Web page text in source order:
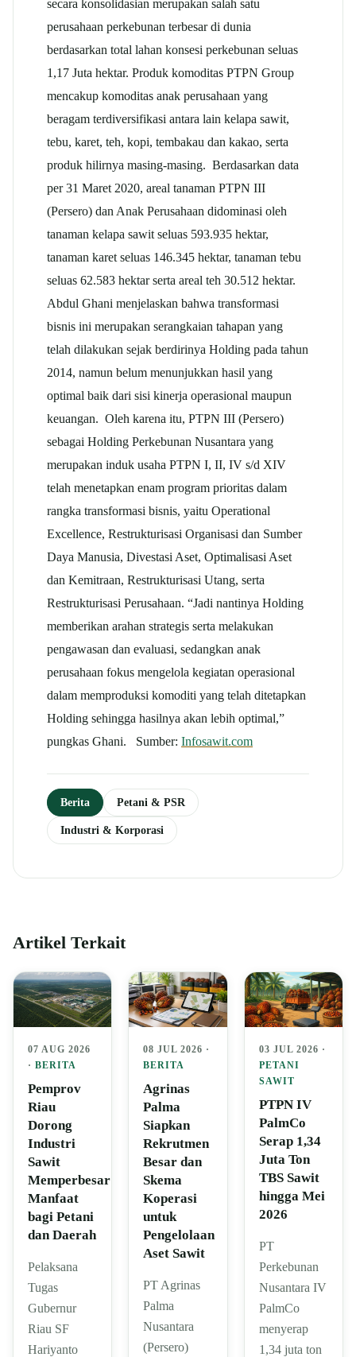
secara konsolidasian merupakan salah satu
perusahaan perkebunan terbesar di dunia
berdasarkan total lahan konsesi perkebunan seluas
1,17 Juta hektar. Produk komoditas PTPN Group
mencakup komoditas anak perusahaan yang
beragam terdiversifikasi antara lain kelapa sawit,
tebu, karet, teh, kopi, tembakau dan kakao, serta
produk hilirnya masing-masing. Berdasarkan data
per 31 Maret 2020, areal tanaman PTPN III
(Persero) dan Anak Perusahaan didominasi oleh
tanaman kelapa sawit seluas 593.935 hektar,
tanaman karet seluas 146.345 hektar, tanaman tebu
seluas 62.583 hektar serta areal teh 30.512 hektar.
Abdul Ghani menjelaskan bahwa transformasi
bisnis ini merupakan serangkaian tahapan yang
telah dilakukan sejak berdirinya Holding pada tahun
2014, namun belum menunjukkan hasil yang
optimal baik dari sisi kinerja operasional maupun
keuangan. Oleh karena itu, PTPN III (Persero)
sebagai Holding Perkebunan Nusantara yang
merupakan induk usaha PTPN I, II, IV s/d XIV
telah menetapkan enam program prioritas dalam
rangka transformasi bisnis, yaitu Operational
Excellence, Restrukturisasi Organisasi dan Sumber
Daya Manusia, Divestasi Aset, Optimalisasi Aset
dan Kemitraan, Restrukturisasi Utang, serta
Restrukturisasi Perusahaan. “Jadi nantinya Holding
memberikan arahan strategis serta melakukan
pengawasan dan evaluasi, sedangkan anak
perusahaan fokus mengelola kegiatan operasional
dalam memproduksi komoditi yang telah ditetapkan
Holding sehingga hasilnya akan lebih optimal,”
pungkas Ghani. Sumber: Infosawit.com
Berita Petani & PSR
Industri & Korporasi
Artikel Terkait
07 AUG 2026
· BERITA
Pemprov
Riau
Dorong
Industri
Sawit
Memperbesar
Manfaat
bagi Petani
dan Daerah
Pelaksana
Tugas
Gubernur
Riau SF
Hariyanto
08 JUL 2026 ·
BERITA
Agrinas
Palma
Siapkan
Rekrutmen
Besar dan
Skema
Koperasi
untuk
Pengelolaan
Aset Sawit
PT Agrinas
Palma
Nusantara
(Persero)
03 JUL 2026 ·
PETANI
SAWIT
PTPN IV
PalmCo
Serap 1,34
Juta Ton
TBS Sawit
hingga Mei
2026
PT
Perkebunan
Nusantara IV
PalmCo
menyerap
1,34 juta ton